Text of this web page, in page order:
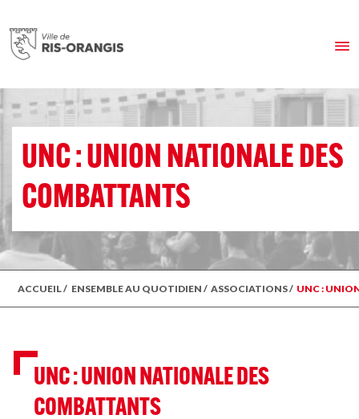
UNC : UNION NATIONALE DES
COMBATTANTS
ACCUEIL/ ENSEMBLE AU QUOTIDIEN / ASSOCIATIONS/ UNC :
UNC : UNION NATIONALE DES
COMBATTANTS